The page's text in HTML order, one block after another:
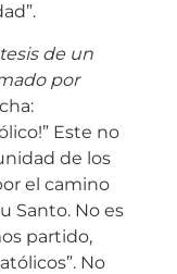
de un
por
Este no
de los
el camino
Santo. No es
partido,
No